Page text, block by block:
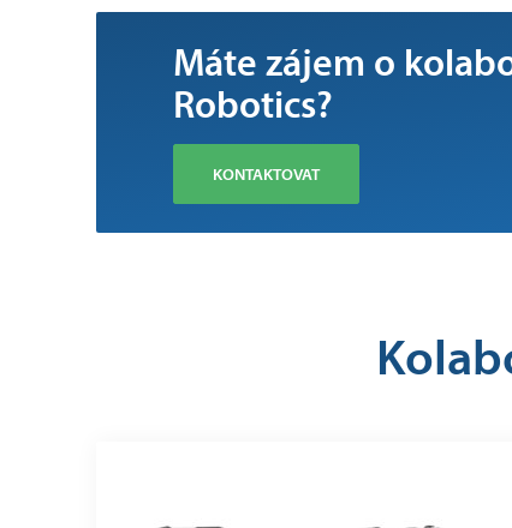
Máte zájem o
Robotics?
KONTAKTOVAT